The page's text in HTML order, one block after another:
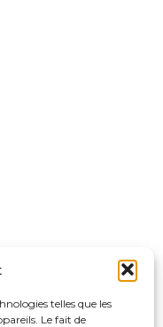
telles que les
Le fait de